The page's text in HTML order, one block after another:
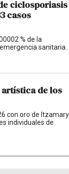
ciclosporiasis
casos
% de la
sanitaria.
de los
con oro de Itzamary
individuales de